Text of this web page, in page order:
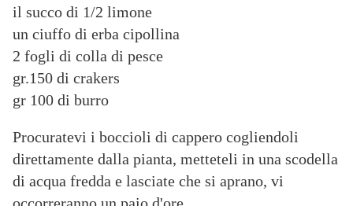
il succo di 1/2 limone
un ciuffo di erba cipollina
2 fogli di colla di pesce
gr.150 di crakers
gr 100 di burro
Procuratevi i boccioli di cappero cogliendoli
direttamente dalla pianta, metteteli in una scodella
di acqua fredda e lasciate che si aprano, vi